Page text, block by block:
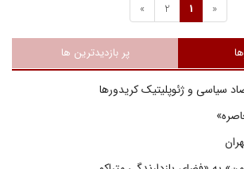
«
1
2
»
پر بازدیدترین ها
سیاسی و ژئوپلیتیک کریدورها